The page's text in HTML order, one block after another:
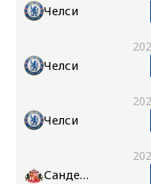
Челси
Челси
Челси
Сандерленд